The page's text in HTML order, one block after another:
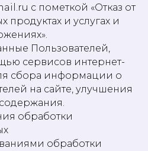
с пометкой «Отказ от
и услугах и
Пользователей,
сервисов интернет-
сбора информации о
на сайте, улучшения
содержания.
обработки
обработки